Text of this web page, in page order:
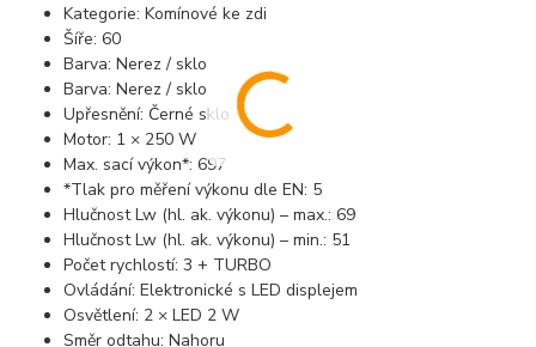
Kategorie: Komínové ke zdi
Šíře: 60
Barva: Nerez / sklo
Barva: Nerez / sklo
Upřesnění: Černé sklo
Motor: 1 × 250 W
Max. sací výkon*: 697
*Tlak pro měření výkonu dle EN: 5
Hlučnost Lw (hl. ak. výkonu) – max.: 69
Hlučnost Lw (hl. ak. výkonu) – min.: 51
Počet rychlostí: 3 + TURBO
Ovládání: Elektronické s LED displejem
Osvětlení: 2 × LED 2 W
Směr odtahu: Nahoru